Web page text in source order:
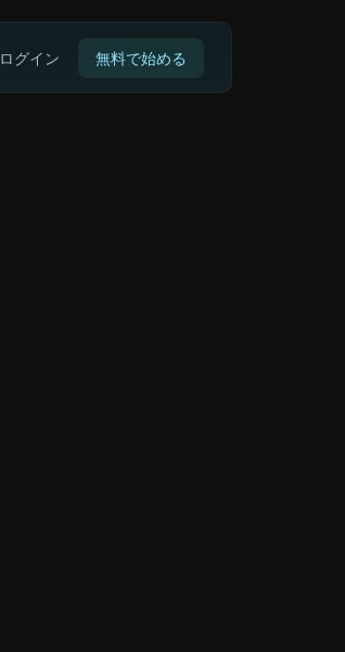
ログイン 無料で始める